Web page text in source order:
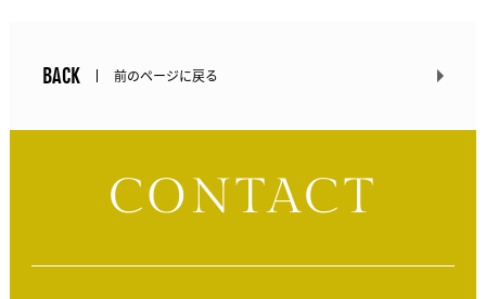
BACK 前のページに戻る
CONTACT